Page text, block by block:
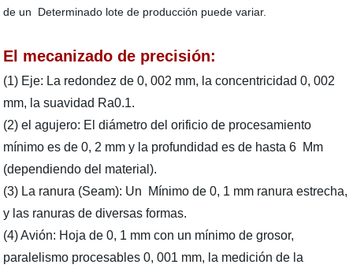
de un Determinado lote de producción puede variar.
El mecanizado de precisión:
(1) Eje: La redondez de 0, 002 mm, la concentricidad 0, 002
mm, la suavidad Ra0.1.
(2) el agujero: El diámetro del orificio de procesamiento
mínimo es de 0, 2 mm y la profundidad es de hasta 6 Mm
(dependiendo del material).
(3) La ranura (Seam): Un Mínimo de 0, 1 mm ranura estrecha,
y las ranuras de diversas formas.
(4) Avión: Hoja de 0, 1 mm con un mínimo de grosor,
paralelismo procesables 0, 001 mm, la medición de la